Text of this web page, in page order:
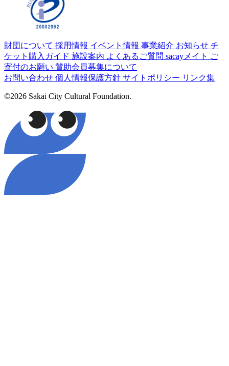
財団について 採用情報 イベント情報 事業紹介 お知らせ チ
ケット購入ガイド 施設案内 よくあるご質問 sacayメイト ご
寄付のお願い 賛助会員募集について
お問い合わせ 個人情報保護方針 サイトポリシー リンク集
©2026 Sakai City Cultural Foundation.